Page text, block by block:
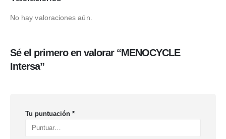
No hay valoraciones aún.
Sé el primero en valorar “MENOCYCLE
Intersa”
Tu puntuación *